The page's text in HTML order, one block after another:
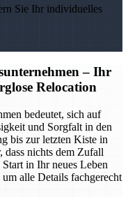
Sie Ihr individuelles
– Ihr
Relocation
bedeutet, sich auf
und Sorgfalt in den
bis zur letzten Kiste in
dass nichts dem Zufall
in Ihr neues Leben
alle Details fachgerecht